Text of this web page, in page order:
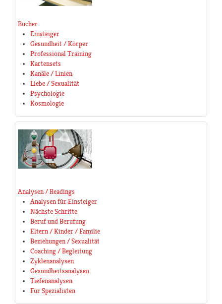
Bücher
Einsteiger
Gesundheit / Körper
Professional Training
Kartensets
Kanäle / Linien
Liebe / Sexualität
Psychologie
Kosmologie
Analysen / Readings
Analysen für Einsteiger
Nächste Schritte
Beruf und Berufung
Eltern / Kinder / Familie
Beziehungen / Sexualität
Coaching / Begleitung
Zyklenanalysen
Gesundheitsanalysen
Tiefenanalysen
Für Spezialisten